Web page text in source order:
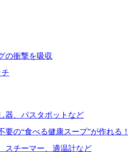
の衝撃を吸収
器、パスタポットなど
要の“食べる健康スープ”が作れる！
スチーマー、適温計など